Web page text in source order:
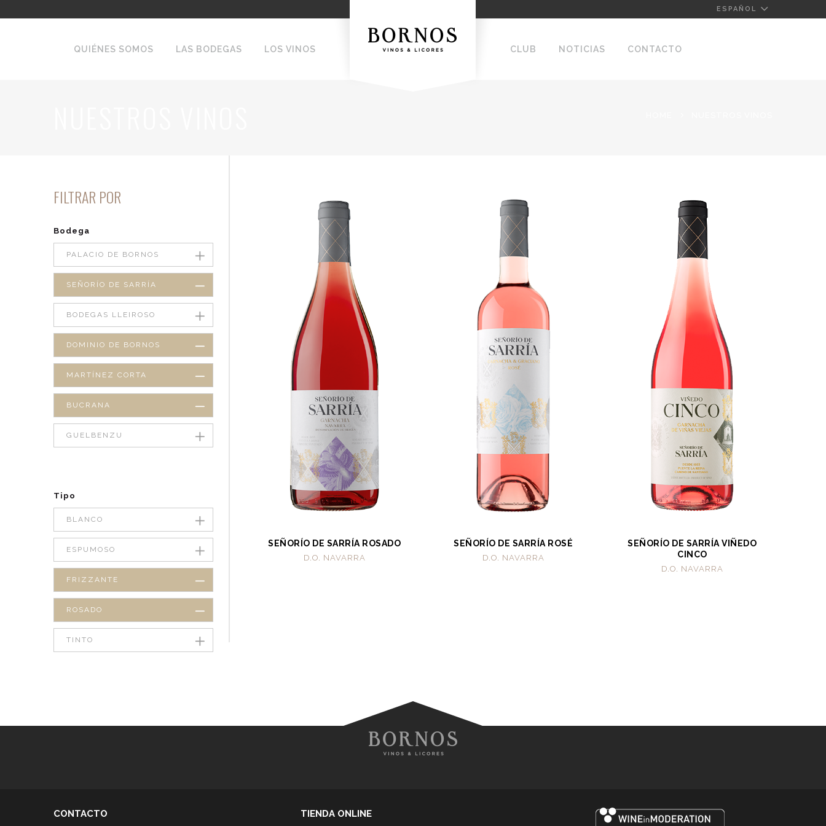
ESPAÑOL
QUIÉNES SOMOS LAS BODEGAS LOS VINOS CLUB NOTICIAS CONTACTO
SEÑORÍO DE SARRÍA ROSADO
D.O. NAVARRA
SEÑORÍO DE SARRÍA ROSÉ
D.O. NAVARRA
SEÑORÍO DE SARRÍA VIÑEDO
CINCO
D.O. NAVARRA
FILTRAR POR
Bodega
PALACIO DE BORNOS
SEÑORÍO DE SARRÍA
BODEGAS LLEIROSO
DOMINIO DE BORNOS
MARTÍNEZ CORTA
BUCRANA
GUELBENZU
Tipo
BLANCO
ESPUMOSO
FRIZZANTE
ROSADO
TINTO
CONTACTO TIENDA ONLINE